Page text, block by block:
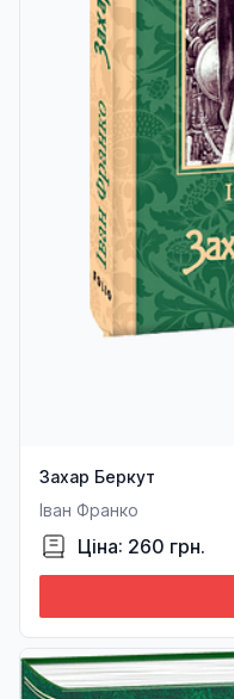
Захар Беркут
Іван Франко
Ціна: 260 грн.